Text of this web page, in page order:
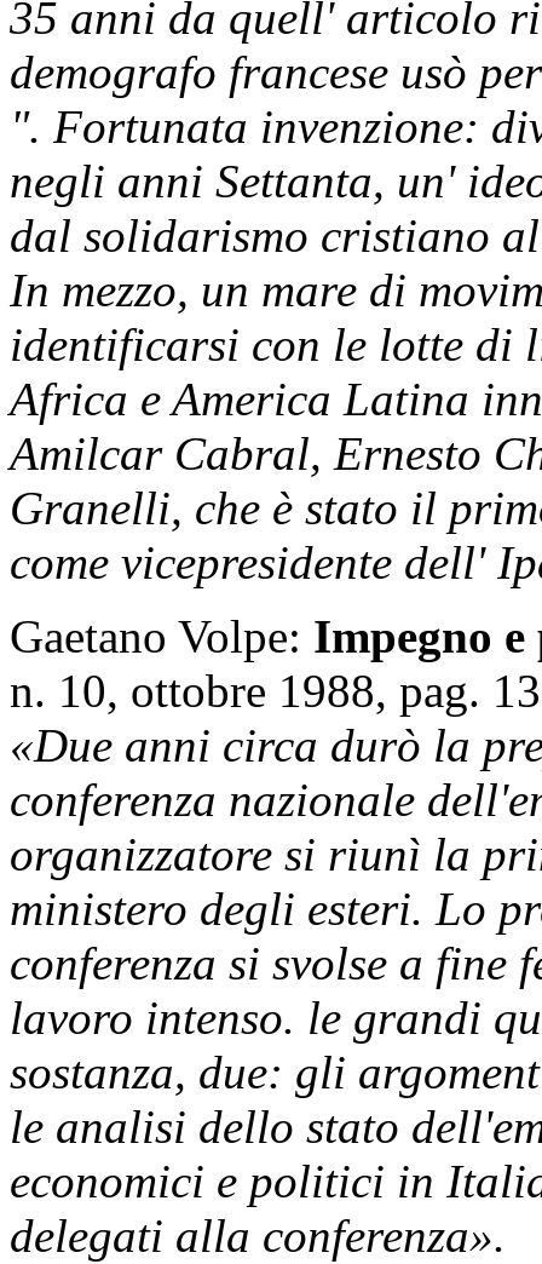
35 anni da quell' articolo
demografo francese usò
". Fortunata invenzione:
negli anni Settanta, un'
dal solidarismo cristiano
In mezzo, un mare di
identificarsi con le lotte di
Africa e America Latina
Amilcar Cabral, Ernesto
Granelli, che è stato il
come vicepresidente dell'
Gaetano Volpe: Impegno
n. 10, ottobre 1988, pag.
«Due anni circa durò la
conferenza nazionale
organizzatore si riunì la
ministero degli esteri. Lo
conferenza si svolse a
lavoro intenso. le grandi
sostanza, due: gli
le analisi dello stato
economici e politici in
delegati alla conferenza».